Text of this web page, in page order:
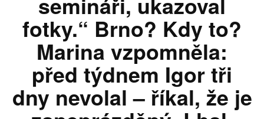
fotky.“ Brno? Kdy to?
Marina vzpomněla:
před týdnem Igor tři
dny nevolal – říkal, že je